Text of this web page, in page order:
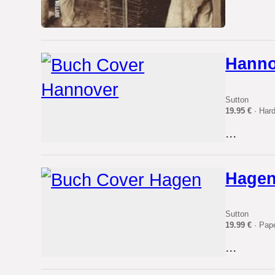
Sutton
19.95 € ·
...
Hagen
Sutton
19.99 € ·
...